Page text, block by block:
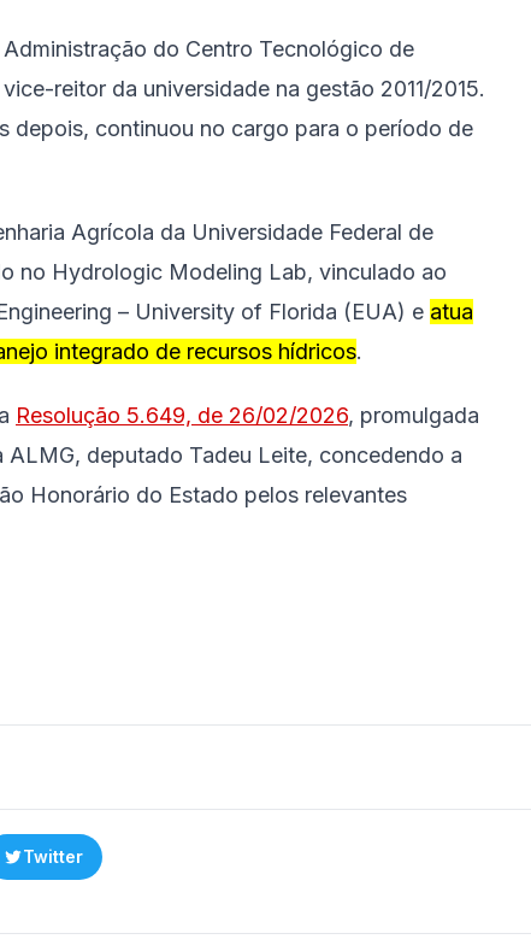
do Centro Tecnológico de
reitor da universidade na gestão 2011/2015.
depois, continuou no cargo para o período de
Agrícola da Universidade Federal de
no Hydrologic Modeling Lab, vinculado ao
– University of Florida (EUA) e atua
integrado de recursos hídricos.
Resolução 5.649, de 26/02/2026, promulgada
deputado Tadeu Leite, concedendo a
Honorário do Estado pelos relevantes
Twitter